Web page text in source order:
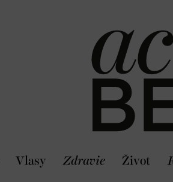
Vlasy Zdravie Život